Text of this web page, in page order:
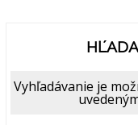
Vyhľadávanie je